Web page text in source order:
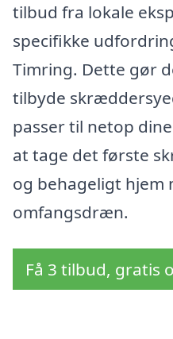
tilbud fra lokale
specifikke
Timring. Dette gør
tilbyde
passer til netop
at tage det første
og behageligt hjem
omfangsdræn.
Få 3 tilbud, gratis